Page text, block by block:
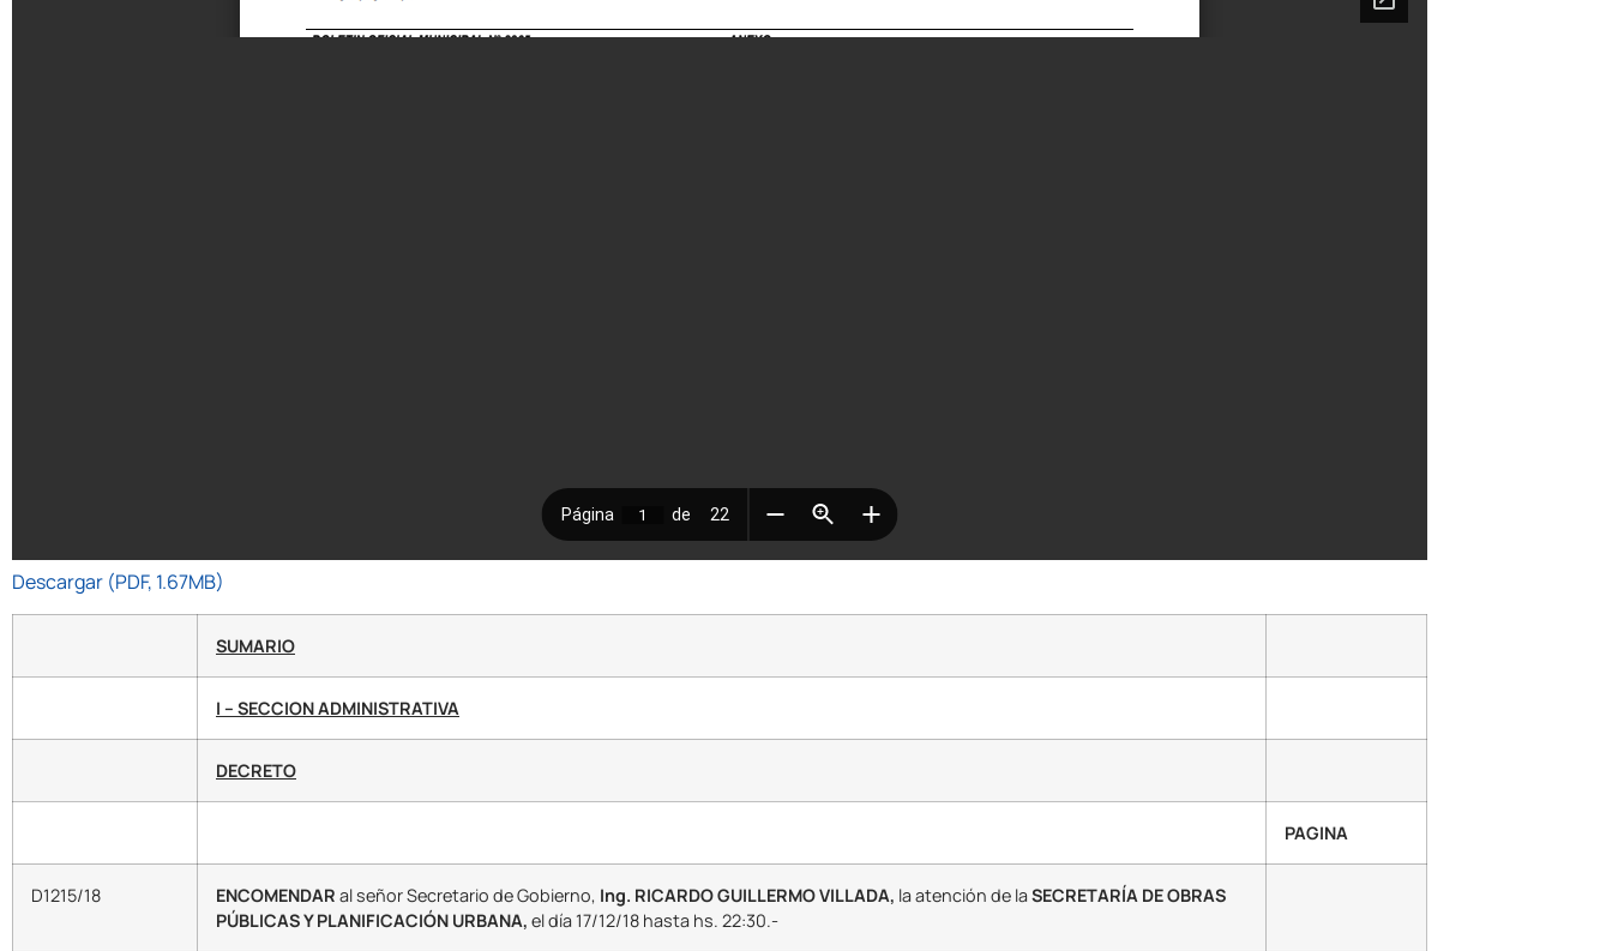
Descargar (PDF, 1.67MB)
SUMARIO
I – SECCION ADMINISTRATIVA
DECRETO
PAGINA
D1215/18 ENCOMENDAR al señor Secretario de Gobierno, Ing. RICARDO GUILLERMO VILLADA, la atención de laSECRETARÍA DE OBRAS
PÚBLICAS Y PLANIFICACIÓN URBANA, el día 17/12/18 hasta hs. 22:30.-